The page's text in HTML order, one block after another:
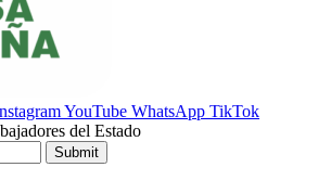
YouTube WhatsApp TikTok
del Estado
Submit